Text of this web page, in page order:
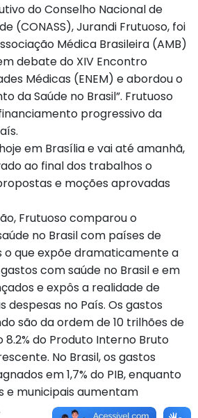
do Conselho Nacional de
(CONASS), Jurandi Frutuoso, foi
Médica Brasileira (AMB)
debate do XIV Encontro
Médicas (ENEM) e abordou o
da Saúde no Brasil”. Frutuoso
progressivo da
em Brasília e vai até amanhã,
ao final dos trabalhos o
e moções aprovadas
Frutuoso comparou o
no Brasil com países de
o que expõe dramaticamente a
com saúde no Brasil e em
e expôs a realidade de
despesas no País. Os gastos
são da ordem de 10 trilhões de
do Produto Interno Bruto
No Brasil, os gastos
em 1,7% do PIB, enquanto
e municipais aumentam